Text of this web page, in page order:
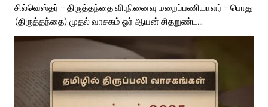
சில்வெஸ்தர் – திருத்தந்தை வி.நினைவு மறைப்பணியாளர் – பொது
(திருத்தந்தை) முதல் வாசகம் ஓர் ஆயன் சிதறுண்ட…